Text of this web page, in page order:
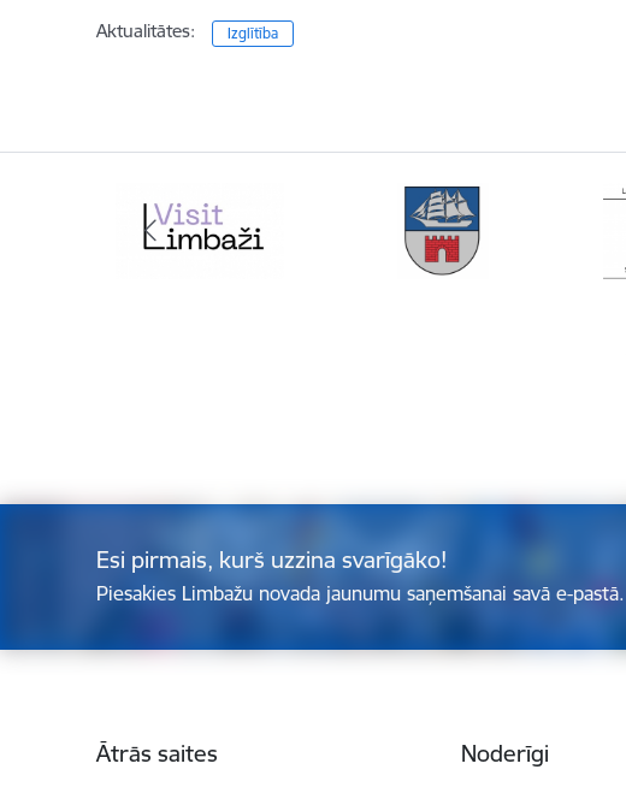
Aktualitātes: Izglītība
Esi pirmais, kurš uzzina svarīgāko!
Piesakies Limbažu novada jaunumu saņemšanai savā e-pastā.
Ātrās saites Noderīgi